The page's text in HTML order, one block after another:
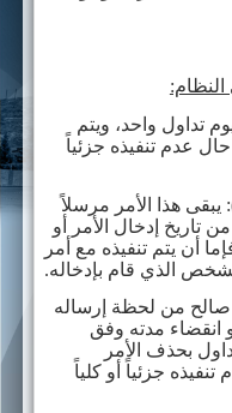
تداول واحد، ويتم
عدم تنفيذه جزئياً
: يبقى هذا الأمر مرسلاً
التداول لمدة 30 يوم من تاريخ إدخال الأمر أو
أن يتم تنفيذه مع أمر
الذي قام بإدخاله.
من لحظة إرساله
انقضاء مدته وفق
بحذف الأمر
جزئياً أو كلياً